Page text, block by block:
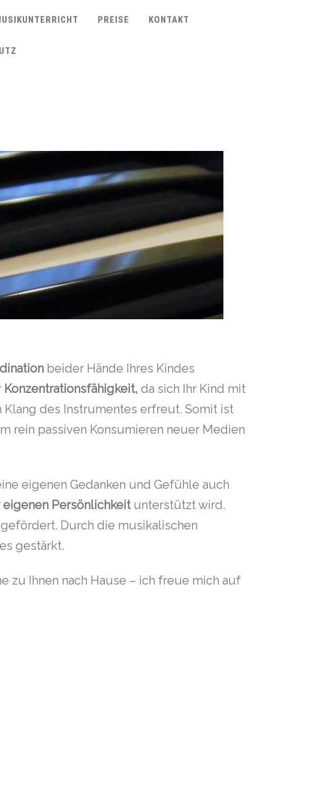
PREISE KONTAKT
beider Hände Ihres Kindes
Konzentrationsfähigkeit, da sich Ihr Kind mit
des Instrumentes erfreut. Somit ist
rein passiven Konsumieren neuer Medien
eigenen Gedanken und Gefühle auch
Persönlichkeitunterstützt wird.
gefördert. Durch die musikalischen
gestärkt.
zu Ihnen nach Hause – ich freue mich auf